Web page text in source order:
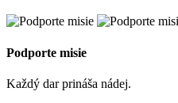
Podporte misie
Každý dar prináša nádej.